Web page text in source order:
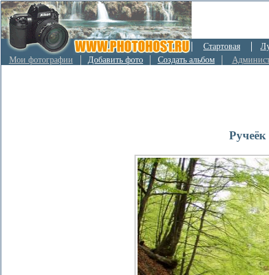
Стартовая
Мои фотографии
Добавить фото Создать альбом